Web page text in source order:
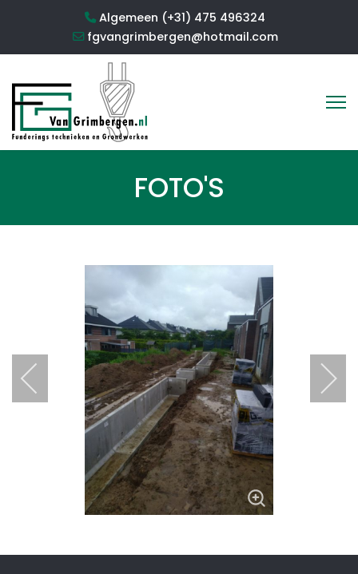
Algemeen (+31) 475 496324
fgvangrimbergen@hotmail.com
FOTO'S